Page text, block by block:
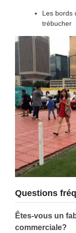
Les bords
trébucher
Questions
Êtes-vous un
commerciale?